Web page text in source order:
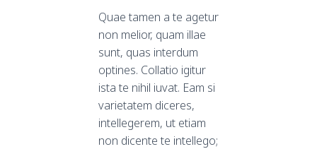
Quae tamen a te agetur
non melior, quam illae
sunt, quas interdum
optines. Collatio igitur
ista te nihil iuvat. Eam si
varietatem diceres,
intellegerem, ut etiam
non dicente te intellego;